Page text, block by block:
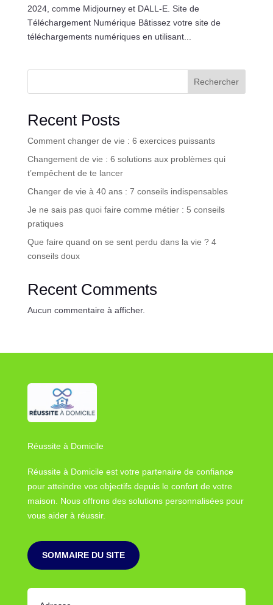
2024, comme Midjourney et DALL-E. Site de
Téléchargement Numérique Bâtissez votre site de
téléchargements numériques en utilisant...
Rechercher
Recent Posts
Comment changer de vie : 6 exercices puissants
Changement de vie : 6 solutions aux problèmes qui
t’empêchent de te lancer
Changer de vie à 40 ans : 7 conseils indispensables
Je ne sais pas quoi faire comme métier : 5 conseils
pratiques
Que faire quand on se sent perdu dans la vie ? 4
conseils doux
Recent Comments
Aucun commentaire à afficher.
Réussite à Domicile
Réussite à Domicile est votre partenaire de confiance
pour atteindre vos objectifs depuis le confort de votre
maison. Nous offrons des solutions personnalisées pour
vous aider à réussir.
SOMMAIRE DU SITE